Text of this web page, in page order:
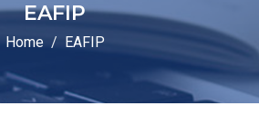
EAFIP
Home EAFIP